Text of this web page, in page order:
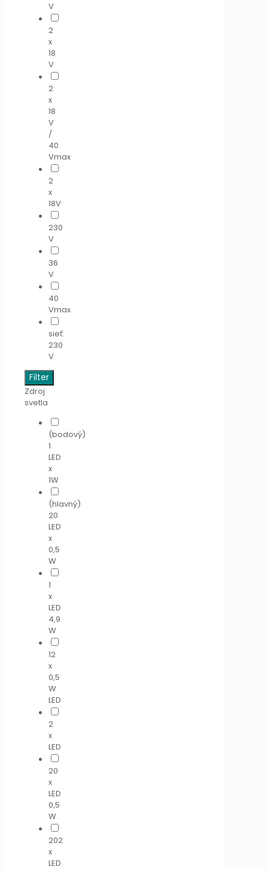
V
2
x
18
V
2
x
18
V
/
40
Vmax
2
x
18V
230
V
36
V
40
Vmax
sieť:
230
V
Filter
Zdroj
svetla
(bodový)
1
LED
x
1W
(hlavný)
20
LED
x
0,5
W
1
x
LED
4,9
W
12
x
0,5
W
LED
2
x
LED
20
x
LED
0,5
W
202
x
LED